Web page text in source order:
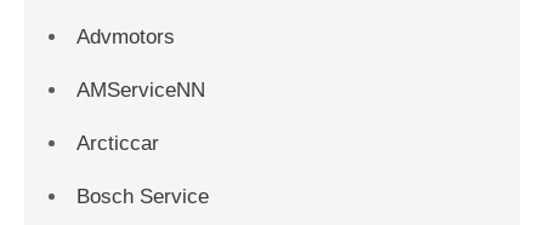
Advmotors
AMServiceNN
Arcticcar
Bosch Service